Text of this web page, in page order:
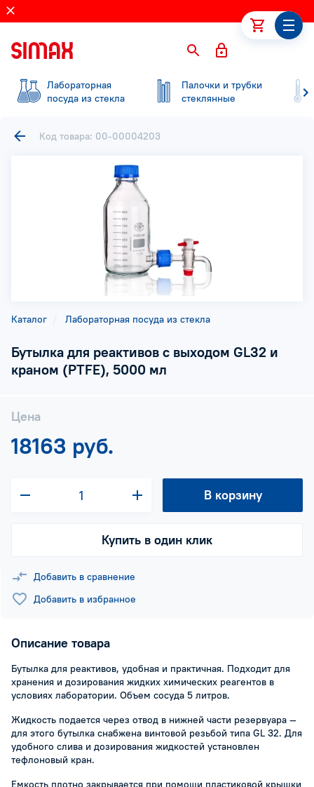
Лабораторная
посуда из стекла
Палочки и трубки
стеклянные
Каталог Лабораторная посуда из стекла
Бутылка для реактивов с выходом GL32 и
краном (PTFE), 5000 мл
Цена
18163 руб.
В корзину
Купить в один клик
Добавить в сравнение
Добавить в избранное
Описание товара
Бутылка для реактивов, удобная и практичная. Подходит для
хранения и дозирования жидких химических реагентов в
условиях лаборатории. Объем сосуда 5 литров.
Жидкость подается через отвод в нижней части резервуара —
для этого бутылка снабжена винтовой резьбой типа GL 32. Для
удобного слива и дозирования жидкостей установлен
тефлоновый кран.
Емкость плотно закрывается при помощи пластиковой крышки
Код товара: 00-00004203